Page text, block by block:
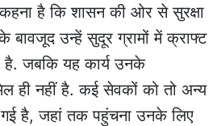
है कि शासन की ओर से सुरक्षा
बावजूद उन्हें सुदूर ग्रामों में क्राफ्ट
है. जबकि यह कार्य उनके
ही नहीं है. कई सेवकों को तो अन्य
गई है, जहां तक पहुंचना उनके लिए